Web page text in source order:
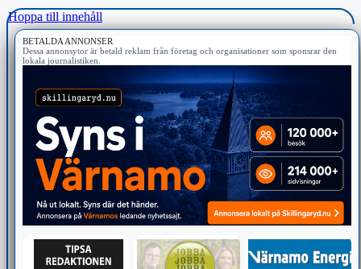
Hoppa till innehåll
BETALDA ANNONSER
Dessa annonsytor är betald reklam från företag och organisationer som sponsrar den
lokala journalistiken.